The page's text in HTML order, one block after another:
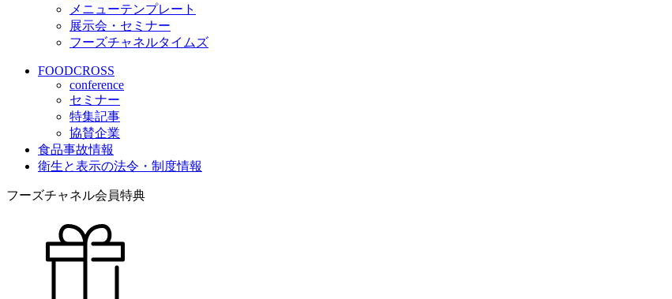
メニューテンプレート
展示会・セミナー
フーズチャネルタイムズ
FOODCROSS
conference
セミナー
特集記事
協賛企業
食品事故情報
衛生と表示の法令・制度情報
フーズチャネル会員特典